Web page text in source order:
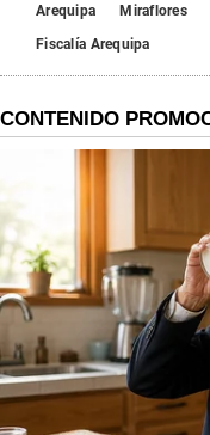
Arequipa Miraflores
Fiscalía Arequipa